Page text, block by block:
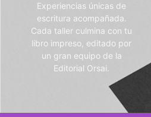
Experiencias únicas de
escritura acompañada.
Cada taller culmina con tu
libro impreso, editado por
un gran equipo de la
Editorial Orsai.